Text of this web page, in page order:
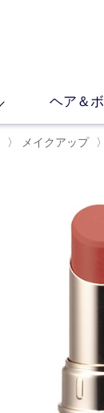
ヘア＆
〉 メイクアップ 〉